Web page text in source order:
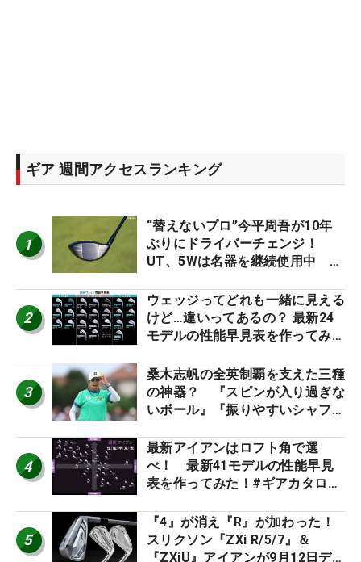
ギア 週間アクセスランキング
1
“替えないプロ”今平周吾が10年
ぶりにドライバーチェンジ！
UT、5Wは名器を継続使用中 #
2
ウェッジってどれも一緒に見える
けど…違いってあるの？ 最新24
モデルの性能早見表を作ってみ
3
桑木志帆の全英制覇を支えた三種
の神器？ 『スピンが入り過ぎな
いボール』『振りやすいシャフ
ー』 #女子プロセッティング
4
最新アイアンはロフト角で選
べ！ 最新41モデルの性能早見
表を作ってみた！#ギアカタログ
5
『4』が消え『R』が加わった！
スリクソン『ZXi R/5/7』＆
『ZXiU』アイアンが9月12日デ